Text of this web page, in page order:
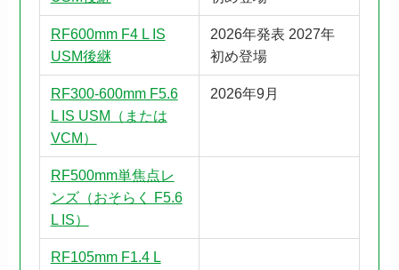
RF600mm F4 L IS
USM後継
2026年発表 2027年
初め登場
RF300-600mm F5.6
L IS USM（または
VCM）
2026年9月
RF500mm単焦点レ
ンズ（おそらく F5.6
L IS）
RF105mm F1.4 L